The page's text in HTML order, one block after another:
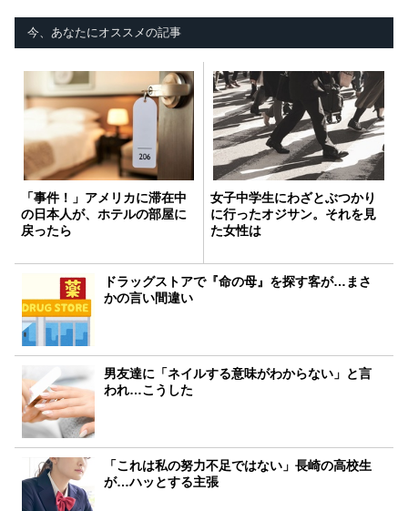
今、あなたにオススメの記事
「事件！」アメリカに滞在中
の日本人が、ホテルの部屋に
戻ったら
女子中学生にわざとぶつかり
に行ったオジサン。それを見
た女性は
ドラッグストアで『命の母』を探す客が…まさ
かの言い間違い
男友達に「ネイルする意味がわからない」と言
われ…こうした
「これは私の努力不足ではない」長崎の高校生
が…ハッとする主張